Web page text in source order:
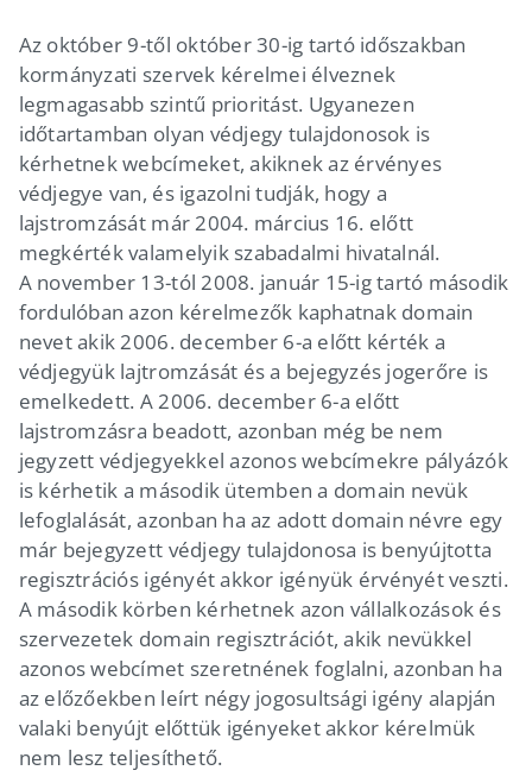
Az október 9-től október 30-ig tartó időszakban
kormányzati szervek kérelmei élveznek
legmagasabb szintű prioritást. Ugyanezen
időtartamban olyan védjegy tulajdonosok is
kérhetnek webcímeket, akiknek az érvényes
védjegye van, és igazolni tudják, hogy a
lajstromzását már 2004. március 16. előtt
megkérték valamelyik szabadalmi hivatalnál.
A november 13-tól 2008. január 15-ig tartó második
fordulóban azon kérelmezők kaphatnak domain
nevet akik 2006. december 6-a előtt kérték a
védjegyük lajtromzását és a bejegyzés jogerőre is
emelkedett. A 2006. december 6-a előtt
lajstromzásra beadott, azonban még be nem
jegyzett védjegyekkel azonos webcímekre pályázók
is kérhetik a második ütemben a domain nevük
lefoglalását, azonban ha az adott domain névre egy
már bejegyzett védjegy tulajdonosa is benyújtotta
regisztrációs igényét akkor igényük érvényét veszti.
A második körben kérhetnek azon vállalkozások és
szervezetek domain regisztrációt, akik nevükkel
azonos webcímet szeretnének foglalni, azonban ha
az előzőekben leírt négy jogosultsági igény alapján
valaki benyújt előttük igényeket akkor kérelmük
nem lesz teljesíthető.